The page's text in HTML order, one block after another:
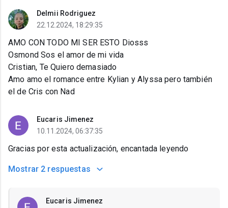
Delmii Rodriguez
22.12.2024, 18:29:35
AMO CON TODO MI SER ESTO Diosss
Osmond Sos el amor de mi vida
Cristian, Te Quiero demasiado
Amo amo el romance entre Kylian y Alyssa pero también
el de Cris con Nad
Eucaris Jimenez
10.11.2024, 06:37:35
Gracias por esta actualización, encantada leyendo
Mostrar 2 respuestas
Eucaris Jimenez